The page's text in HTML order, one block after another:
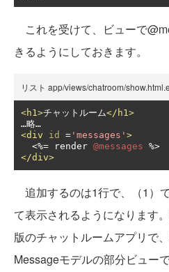
これを受けて、ビューで
きるようにしておきます。
リスト app/views/chatroom/
<h1>チャットルーム</h1>
<div
id = 'messages' >
<%= render @messages
</div>
追加するのは1行で、（1）
て表示されるようになります
版のチャットルームアプリで
Messageモデルの部分ビュー